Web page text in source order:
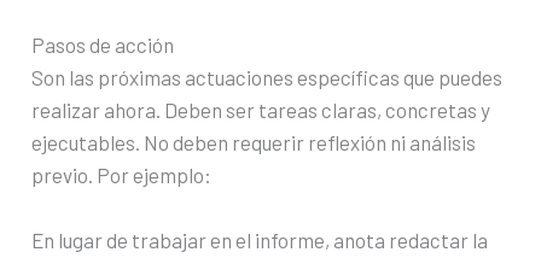
Pasos de acción
Son las próximas actuaciones específicas que puedes
realizar ahora. Deben ser tareas claras, concretas y
ejecutables. No deben requerir reflexión ni análisis
previo. Por ejemplo:
En lugar de trabajar en el informe, anota redactar la